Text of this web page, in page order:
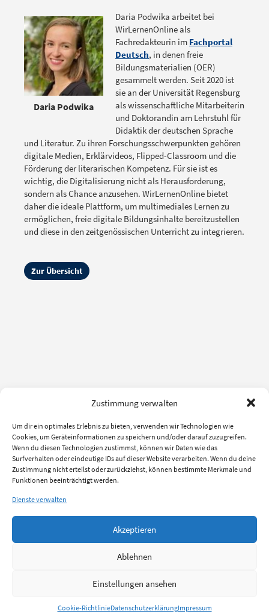
Zustimmung verwalten
Um dir ein optimales Erlebnis zu bieten, verwenden wir Technologien wie
Cookies, um Geräteinformationen zu speichern und/oder darauf zuzugreifen.
Wenn du diesen Technologien zustimmst, können wir Daten wie das
Surfverhalten oder eindeutige IDs auf dieser Website verarbeiten. Wenn du deine
Zustimmung nicht erteilst oder zurückziehst, können bestimmte Merkmale und
Funktionen beeinträchtigt werden.
Dienste verwalten
Akzeptieren
Ablehnen
Einstellungen ansehen
Cookie-RichtlinieDatenschutzerklärungImpressum
Daria Podwika
Daria Podwika arbeitet bei
WirLernenOnline als
Fachredakteurin im Fachportal
Deutsch, in denen freie
Bildungsmaterialien (OER)
gesammelt werden. Seit 2020 ist
sie an der Universität Regensburg
als wissenschaftliche Mitarbeiterin
und Doktorandin am Lehrstuhl für
Didaktik der deutschen Sprache
und Literatur. Zu ihren Forschungsschwerpunkten gehören
digitale Medien, Erklärvideos, Flipped-Classroom und die
Förderung der literarischen Kompetenz. Für sie ist es
wichtig, die Digitalisierung nicht als Herausforderung,
sondern als Chance anzusehen. WirLernenOnline bietet
daher die ideale Plattform, um multimediales Lernen zu
ermöglichen, freie digitale Bildungsinhalte bereitzustellen
und diese in den zeitgenössischen Unterricht zu integrieren.
Zur Übersicht